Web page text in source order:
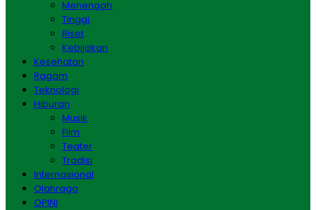
Menengah
Tinggi
Riset
Kebijakan
Kesehatan
Ragam
Teknologi
Hiburan
Musik
Film
Teater
Tradisi
Internasional
Olahraga
OPINI